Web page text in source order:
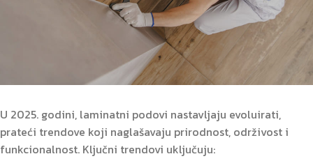
U 2025. godini, laminatni podovi nastavljaju evoluirati,
prateći trendove koji naglašavaju prirodnost, održivost i
funkcionalnost. Ključni trendovi uključuju: